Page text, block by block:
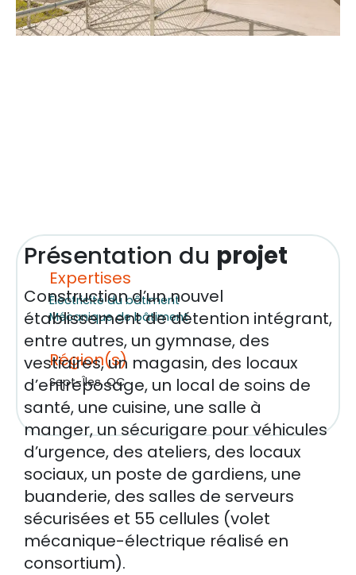
Présentation du projet
Construction d’un nouvel
établissement de détention intégrant,
entre autres, un gymnase, des
vestiaires, un magasin, des locaux
d’entreposage, un local de soins de
santé, une cuisine, une salle à
manger, un sécurigare pour véhicules
d’urgence, des ateliers, des locaux
sociaux, un poste de gardiens, une
buanderie, des salles de serveurs
sécurisées et 55 cellules (volet
mécanique-électrique réalisé en
consortium).
Expertises
Électricité du bâtiment
Mécanique de bâtiment
Région(s)
Sept-Îles, QC